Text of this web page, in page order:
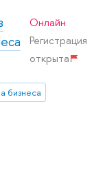
Онлайн
Регистрация
открыта
бизнеса